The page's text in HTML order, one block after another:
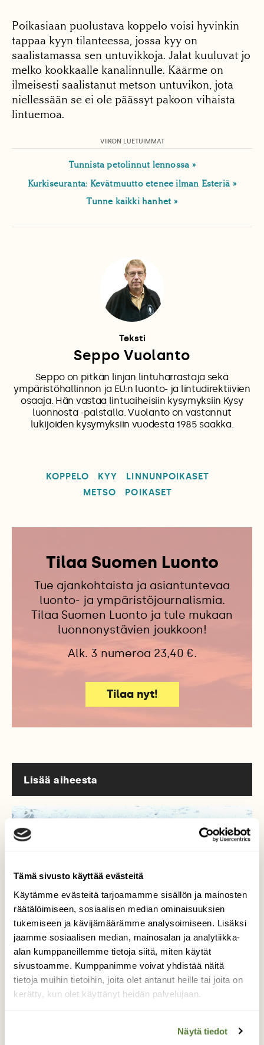
Tämä sivusto käyttää evästeitä
Käytämme evästeitä tarjoamamme sisällön ja mainosten
räätälöimiseen, sosiaalisen median ominaisuuksien
tukemiseen ja kävijämäärämme analysoimiseen. Lisäksi
jaamme sosiaalisen median, mainosalan ja analytiikka-
alan kumppaneillemme tietoja siitä, miten käytät
sivustoamme. Kumppanimme voivat yhdistää näitä
tietoja muihin tietoihin, joita olet antanut heille tai joita on
kerätty, kun olet käyttänyt heidän palvelujaan.
Näytä tiedot
Poikasiaan puolustava koppelo voisi hyvinkin
tappaa kyyn tilanteessa, jossa kyy on
saalistamassa sen untuvikkoja. Jalat kuuluvat jo
melko kookkaalle kanalinnulle. Käärme on
ilmeisesti saalistanut metson untuvikon, jota
niellessään se ei ole päässyt pakoon vihaista
lintuemoa.
VIIKON LUETUIMMAT
Tunnista petolinnut lennossa
Kurkiseuranta: Kevätmuutto etenee ilman Esteriä
Tunne kaikki hanhet
Teksti
Seppo Vuolanto
Seppo on pitkän linjan lintuharrastaja sekä
ympäristöhallinnon ja EU:n luonto- ja lintudirektiivien
osaaja. Hän vastaa lintuaiheisiin kysymyksiin Kysy
luonnosta -palstalla. Vuolanto on vastannut
lukijoiden kysymyksiin vuodesta 1985 saakka.
KOPPELO KYY
LINNUNPOIKASET
METSO
POIKASET
Tilaa Suomen Luonto
Tue ajankohtaista ja asiantuntevaa
luonto- ja ympäristöjournalismia.
Tilaa Suomen Luonto ja tule mukaan
luonnonystävien joukkoon!
Alk. 3 numeroa 23,40 €.
Tilaa nyt!
Lisää aiheesta
LINNUT
Poimintoja luonnosta: Ukkometso asettui